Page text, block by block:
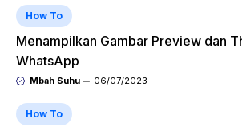
How To
Menampilkan Gambar Preview dan
WhatsApp
Mbah Suhu 06/07/2023
How To